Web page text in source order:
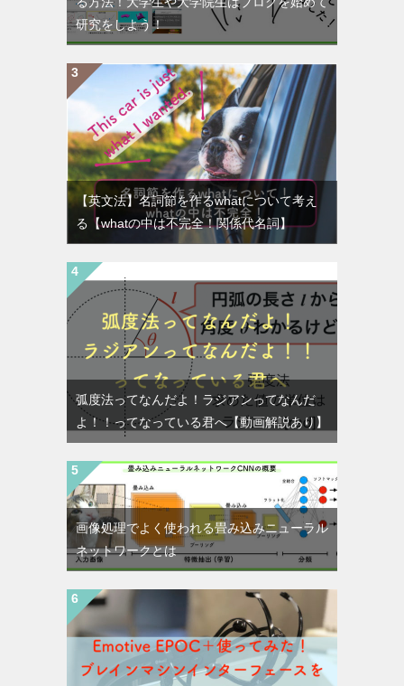
研究をしよう！
【英文法】名詞節を作るwhatについて考え
る【whatの中は不完全！関係代名詞】
弧度法ってなんだよ！ラジアンってなんだ
よ！！ってなっている君へ【動画解説あり】
画像処理でよく使われる畳み込みニューラル
ネットワークとは